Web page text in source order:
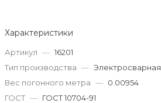
Характеристики
Артикул — 16201
Тип производства — Электросварная
Вес погонного метра — 0.00954
ГОСТ — ГОСТ 10704-91